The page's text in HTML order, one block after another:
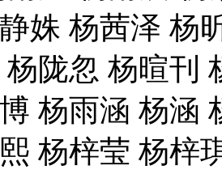
姝 杨茜泽 杨
杨陇忽 杨暄刊
杨雨涵 杨涵
杨梓莹 杨梓